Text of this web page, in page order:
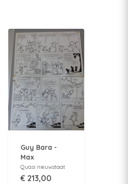
Guy Bara -
Max
l'explorateur -
Originele
Quasi nieuwstaat
€ 213,00